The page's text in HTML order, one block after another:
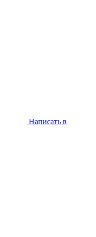
Написать в